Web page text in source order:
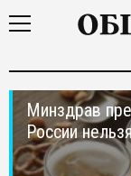
Минздрав
России нельзя